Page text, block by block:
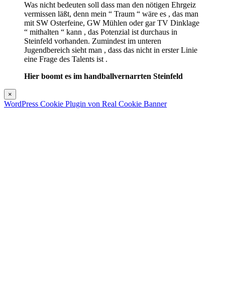
Was nicht bedeuten soll dass man den nötigen Ehrgeiz
vermissen läßt, denn mein “ Traum “ wäre es , das man
mit SW Osterfeine, GW Mühlen oder gar TV Dinklage
“ mithalten “ kann , das Potenzial ist durchaus in
Steinfeld vorhanden. Zumindest im unteren
Jugendbereich sieht man , dass das nicht in erster Linie
eine Frage des Talents ist .
Hier boomt es im handballvernarrten Steinfeld
×
WordPress Cookie Plugin von Real Cookie Banner